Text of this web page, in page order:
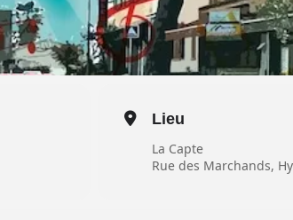
Lieu
La Capte
Rue des Marchands,